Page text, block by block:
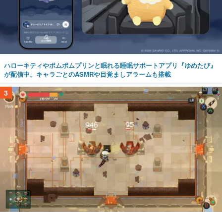
ハローキティやポムポムプリンと眠れる睡眠サポートアプリ『ゆめたび』
が配信中。キャラごとのASMRや目覚ましアラームも搭載
3